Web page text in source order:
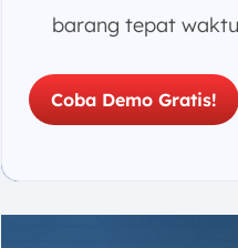
barang tepat
Coba Demo Gratis!